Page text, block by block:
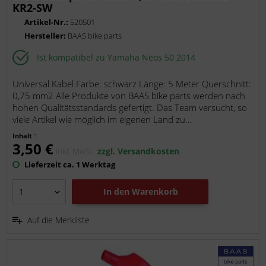
KR2-SW
Artikel-Nr.: 520501
Hersteller: BAAS bike parts
Ist kompatibel zu Yamaha Neos 50 2014
Universal Kabel Farbe: schwarz Länge: 5 Meter Querschnitt:
0,75 mm2 Alle Produkte von BAAS bike parts werden nach
hohen Qualitätsstandards gefertigt. Das Team versucht, so
viele Artikel wie möglich im eigenen Land zu...
Inhalt 1
3,50 € inkl. MwSt.zzgl. Versandkosten
Lieferzeit ca. 1 Werktag
In den Warenkorb
Auf die Merkliste